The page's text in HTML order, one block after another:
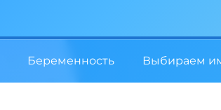
Беременность Выбираем